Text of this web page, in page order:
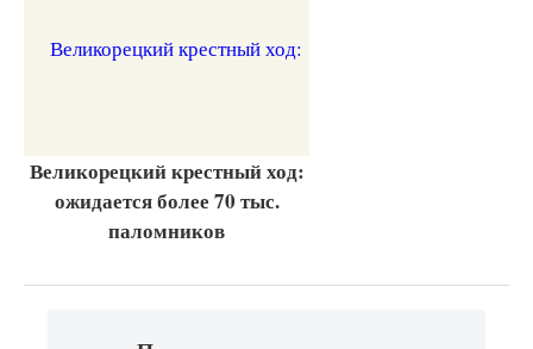
Великорецкий крестный ход:
ожидается более 70 тыс.
паломников